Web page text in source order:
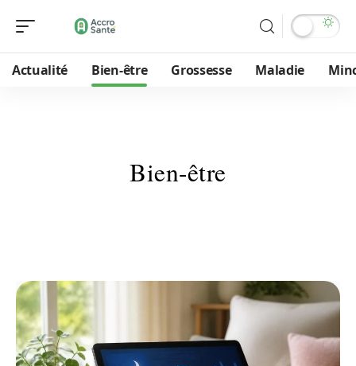
Actualité Bien-être Grossesse Maladie
Bien-être